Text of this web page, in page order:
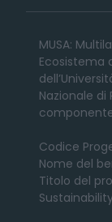
MUSA:
Ecosistema
Nazionale di
Codice
Nome del
Titolo del